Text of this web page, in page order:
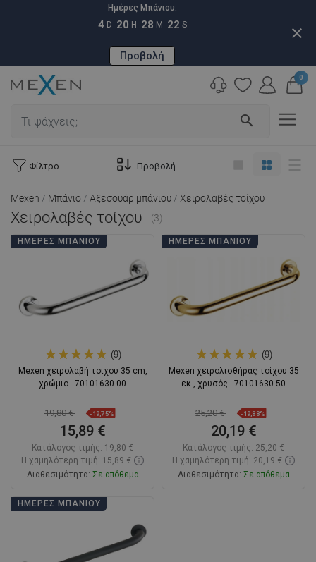
Ημέρες Μπάνιου:
4 D 20 H 28 M 21 S
Προβολή
close
search
0
Φίλτρο Προβολή
Mexen Μπάνιο Αξεσουάρ μπάνιου Χειρολαβές τοίχου
Χειρολαβές τοίχου (3)
ΗΜΈΡΕΣ ΜΠΆΝΙΟΥ
(9)
Mexen χειρολαβή τοίχου 35 cm,
χρώμιο - 70101630-00
19,80 € -19,75%
15,89 €
Κατάλογος τιμής: 19,80 €
Η χαμηλότερη τιμή: 15,89 €
Διαθεσιμότητα: Σε απόθεμα
Στο καλάθι
Αγαπημένα
ΗΜΈΡΕΣ ΜΠΆΝΙΟΥ
(9)
Mexen χειρολισθήρας τοίχου 35
εκ., χρυσός - 70101630-50
25,20 € -19,88%
20,19 €
Κατάλογος τιμής: 25,20 €
Η χαμηλότερη τιμή: 20,19 €
Διαθεσιμότητα: Σε απόθεμα
ΗΜΈΡΕΣ ΜΠΆΝΙΟΥ